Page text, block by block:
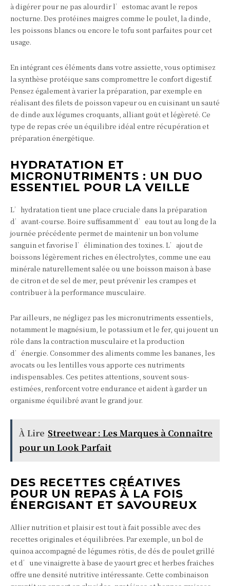
à digérer pour ne pas alourdir l’estomac avant le repos
nocturne. Des protéines maigres comme le poulet, la dinde,
les poissons blancs ou encore le tofu sont parfaites pour cet
usage.
En intégrant ces éléments dans votre assiette, vous optimisez
la synthèse protéique sans compromettre le confort digestif.
Pensez également à varier la préparation, par exemple en
réalisant des filets de poisson vapeur ou en cuisinant un sauté
de dinde aux légumes croquants, alliant goût et légèreté. Ce
type de repas crée un équilibre idéal entre récupération et
préparation énergétique.
HYDRATATION ET
MICRONUTRIMENTS : UN DUO
ESSENTIEL POUR LA VEILLE
L’hydratation tient une place cruciale dans la préparation
d’avant-course. Boire suffisamment d’eau tout au long de la
journée précédente permet de maintenir un bon volume
sanguin et favorise l’élimination des toxines. L’ajout de
boissons légèrement riches en électrolytes, comme une eau
minérale naturellement salée ou une boisson maison à base
de citron et de sel de mer, peut prévenir les crampes et
contribuer à la performance musculaire.
Par ailleurs, ne négligez pas les micronutriments essentiels,
notamment le magnésium, le potassium et le fer, qui jouent un
rôle dans la contraction musculaire et la production
d’énergie. Consommer des aliments comme les bananes, les
avocats ou les lentilles vous apporte ces nutriments
indispensables. Ces petites attentions, souvent sous-
estimées, renforcent votre endurance et aident à garder un
organisme équilibré avant le grand jour.
À Lire Streetwear : Les Marques à Connaître
pour un Look Parfait
DES RECETTES CRÉATIVES
POUR UN REPAS À LA FOIS
ÉNERGISANT ET SAVOUREUX
Allier nutrition et plaisir est tout à fait possible avec des
recettes originales et équilibrées. Par exemple, un bol de
quinoa accompagné de légumes rôtis, de dés de poulet grillé
et d’une vinaigrette à base de yaourt grec et herbes fraîches
offre une densité nutritive intéressante. Cette combinaison